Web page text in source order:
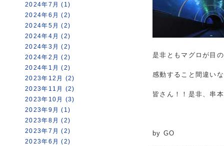
2024年7月 (1)
2024年6月 (2)
2024年5月 (2)
2024年4月 (2)
2024年3月 (2)
2024年2月 (2)
2024年1月 (2)
2023年12月 (2)
2023年11月 (2)
2023年10月 (3)
2023年9月 (1)
2023年8月 (2)
2023年7月 (2)
2023年6月 (2)
是非ともマグロが目
感動すること間違い
皆さん！！是非、串
by GO